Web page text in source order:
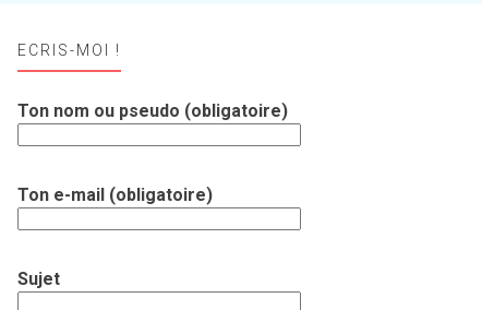
ECRIS-MOI !
Ton nom ou pseudo (obligatoire)
Ton e-mail (obligatoire)
Sujet